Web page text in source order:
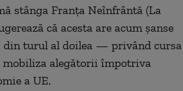
stânga Franța Neînfrântă (La
că acesta are acum șanse
din turul al doilea — privând cursa
mobiliza alegătorii împotriva
a UE.